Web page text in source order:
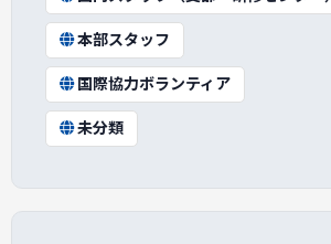
本部スタッフ
国際協力ボランティア
未分類